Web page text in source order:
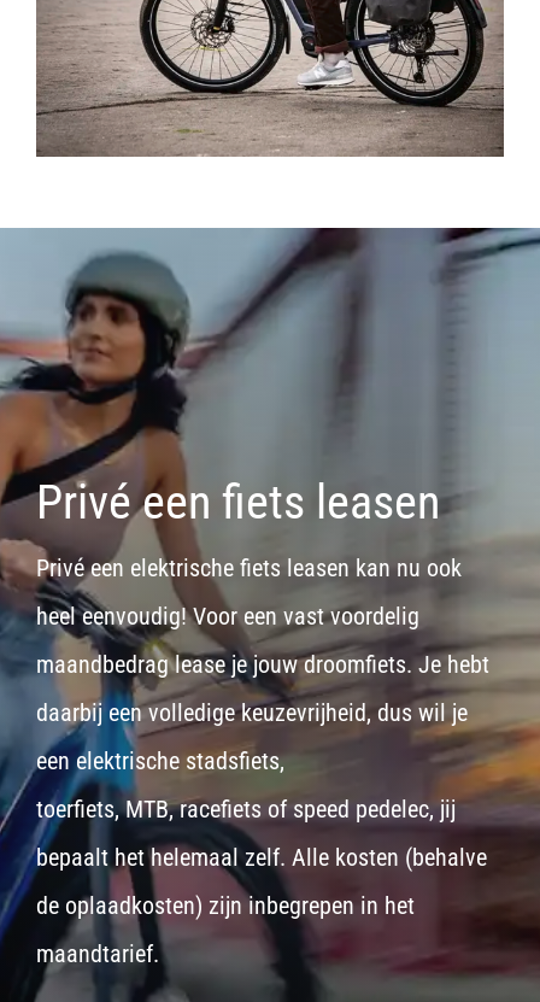
Privé een fiets leasen
Privé een elektrische fiets leasen kan nu ook
heel eenvoudig! Voor een vast voordelig
maandbedrag lease je jouw droomfiets. Je hebt
daarbij een volledige keuzevrijheid, dus wil je
eenelektrische stadsfiets,
toerfiets,MTB,racefietsof speed pedelec, jij
bepaalt het helemaal zelf. Alle kosten (behalve
de oplaadkosten) zijn inbegrepen in het
maandtarief.